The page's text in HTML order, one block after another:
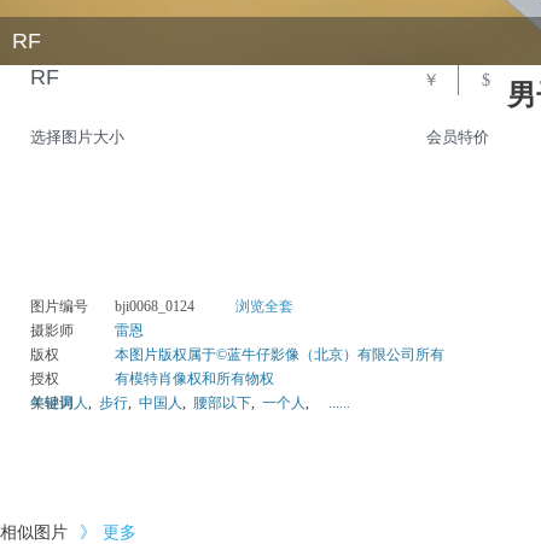
RF
选择图片大小 会员特价
RF ￥ $
图片编号 bji0068_0124
浏览全套
摄影师
雷恩
版权
本图片版权属于©蓝牛仔影像（北京）有限公司所有
授权
有模特肖像权和所有物权
关键词
年轻男人, 步行, 中国人, 腰部以下, 一个人, ......
相似图片 》 更多